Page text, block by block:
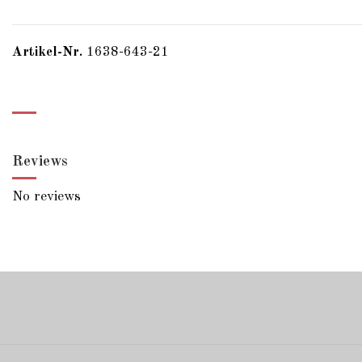
Artikel-Nr. 1638-643-21
Reviews
No reviews